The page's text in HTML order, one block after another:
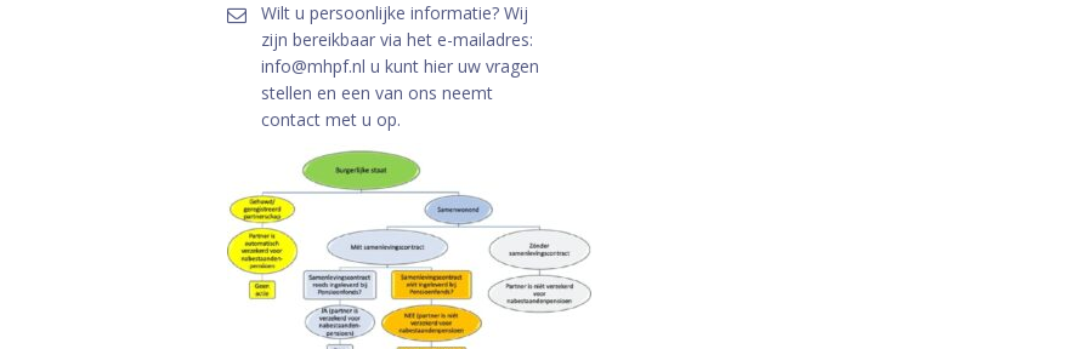
Wilt u persoonlijke informatie? Wij
zijn bereikbaar via het e-mailadres:
info@mhpf.nl u kunt hier uw vragen
stellen en een van ons neemt
contact met u op.